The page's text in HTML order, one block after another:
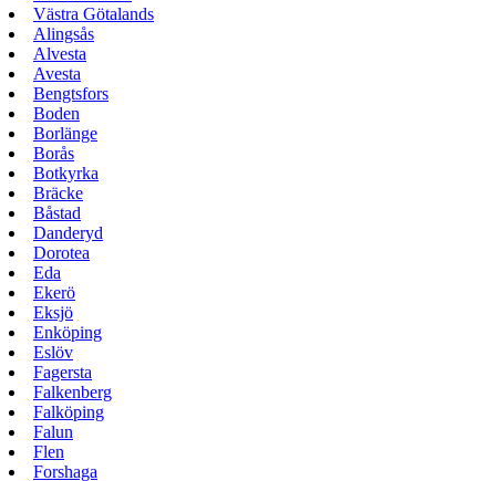
Västra Götalands
Alingsås
Alvesta
Avesta
Bengtsfors
Boden
Borlänge
Borås
Botkyrka
Bräcke
Båstad
Danderyd
Dorotea
Eda
Ekerö
Eksjö
Enköping
Eslöv
Fagersta
Falkenberg
Falköping
Falun
Flen
Forshaga